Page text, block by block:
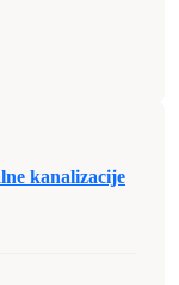
kanalizacije